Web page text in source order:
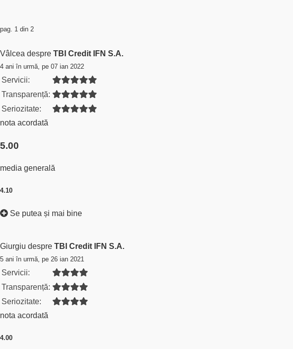
pag. 1 din 2
Vâlcea despre TBI Credit IFN S.A.
4 ani în urmă, pe 07 ian 2022
Servicii:
Transparență:
Seriozitate:
nota acordată
5.00
media generală
4.10
Se putea și mai bine
Giurgiu despre TBI Credit IFN S.A.
5 ani în urmă, pe 26 ian 2021
Servicii:
Transparență:
Seriozitate:
nota acordată
4.00